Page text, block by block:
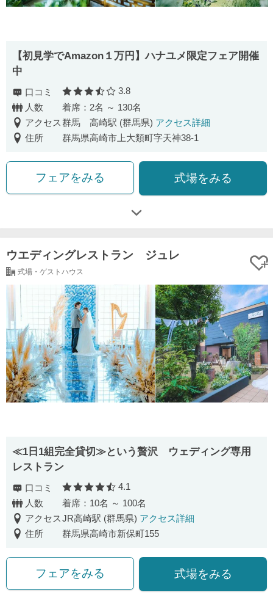
【初見学でAmazon１万円】ハナユメ限定フェア開催
中
口コミ 口コミ評価
3.8
人数
着席：2名 ～ 130名
アクセス群馬 高崎駅 (群馬県) アクセス詳細
住所
群馬県高崎市上大類町字天神38-1
フェアをみる 式場をみる
ウエディングレストラン ジュレ
式場・ゲストハウス
≪1日1組完全貸切≫という贅沢 ウェディング専用
レストラン
口コミ 口コミ評価
4.1
人数
着席：10名 ～ 100名
アクセスJR高崎駅 (群馬県) アクセス詳細
住所
群馬県高崎市新保町155
フェアをみる 式場をみる